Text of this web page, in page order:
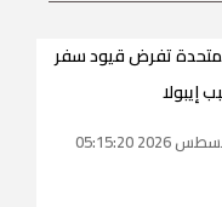
تفرض قيود سفر
إيبولا